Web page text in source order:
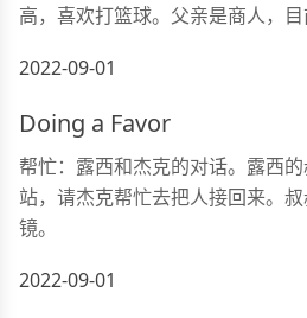
高，喜欢打篮球。父亲是商人，
2022-09-01
Doing a Favor
帮忙：露西和杰克的对话。露西
站，请杰克帮忙去把人接回来。
镜。
2022-09-01